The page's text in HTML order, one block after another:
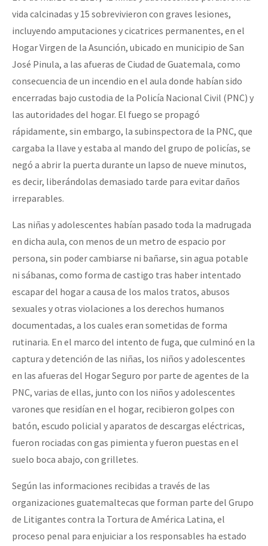
vida calcinadas y 15 sobrevivieron con graves lesiones,
incluyendo amputaciones y cicatrices permanentes, en el
Hogar Virgen de la Asunción, ubicado en municipio de San
José Pinula, a las afueras de Ciudad de Guatemala, como
consecuencia de un incendio en el aula donde habían sido
encerradas bajo custodia de la Policía Nacional Civil (PNC) y
las autoridades del hogar. El fuego se propagó
rápidamente, sin embargo, la subinspectora de la PNC, que
cargaba la llave y estaba al mando del grupo de policías, se
negó a abrir la puerta durante un lapso de nueve minutos,
es decir, liberándolas demasiado tarde para evitar daños
irreparables.
Las niñas y adolescentes habían pasado toda la madrugada
en dicha aula, con menos de un metro de espacio por
persona, sin poder cambiarse ni bañarse, sin agua potable
ni sábanas, como forma de castigo tras haber intentado
escapar del hogar a causa de los malos tratos, abusos
sexuales y otras violaciones a los derechos humanos
documentadas, a los cuales eran sometidas de forma
rutinaria. En el marco del intento de fuga, que culminó en la
captura y detención de las niñas, los niños y adolescentes
en las afueras del Hogar Seguro por parte de agentes de la
PNC, varias de ellas, junto con los niños y adolescentes
varones que residían en el hogar, recibieron golpes con
batón, escudo policial y aparatos de descargas eléctricas,
fueron rociadas con gas pimienta y fueron puestas en el
suelo boca abajo, con grilletes.
Según las informaciones recibidas a través de las
organizaciones guatemaltecas que forman parte del Grupo
de Litigantes contra la Tortura de América Latina, el
proceso penal para enjuiciar a los responsables ha estado